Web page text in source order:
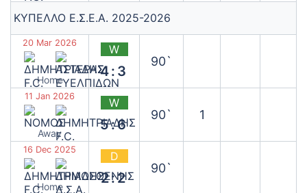
ΚΥΠΕΛΛΟ Ε.Σ.Ε.Α. 2025-2026
20 Mar 2026
Home
W
4:3
90`
11 Jan 2026
Away
W
5:6
90` 1
16 Dec 2025
Home
D
2:2
90`